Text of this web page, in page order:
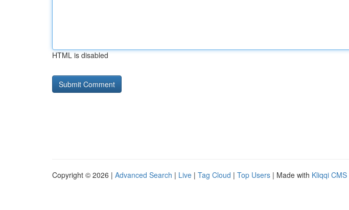
HTML is disabled
Copyright © 2026 | Advanced Search | Live | Tag Cloud | Top Users | Made with Kliqqi CMS